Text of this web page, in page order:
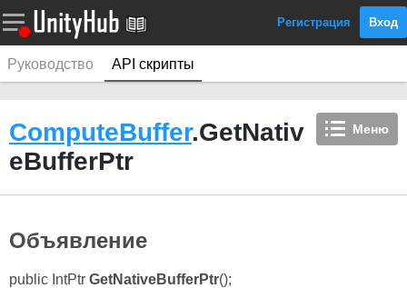
Регистрация Вход
Руководство API скрипты
Меню
ComputeBuffer.GetNativ
eBufferPtr
Объявление
public IntPtr GetNativeBufferPtr();